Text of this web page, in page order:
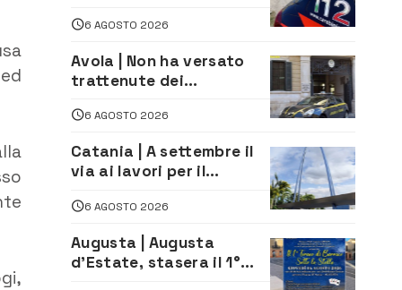
6 AGOSTO 2026
Avola | Non ha versato
trattenute dei
oltre 700 mila euro a
imprenditore della
climatizzazione
6 AGOSTO 2026
Catania | A settembre il
via ai lavori per il
sud del porto
6 AGOSTO 2026
Augusta | Augusta
d’Estate, stasera il 1°